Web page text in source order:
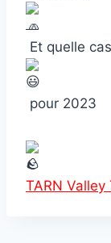
Et quelle
pour 2023
TARN Valley